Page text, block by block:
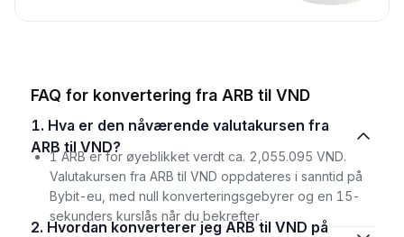
FAQ for konvertering fra ARB til VND
1. Hva er den nåværende valutakursen fra
ARB til VND?
1 ARB er for øyeblikket verdt ca. 2,055.095 VND.
Valutakursen fra ARB til VND oppdateres i sanntid på
Bybit-eu, med null konverteringsgebyrer og en 15-
sekunders kurslås når du bekrefter.
2. Hvordan konverterer jeg ARB til VND på